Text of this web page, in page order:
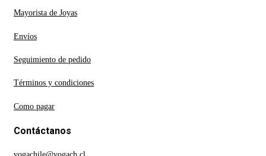
Mayorista de Joyas
Envíos
Seguimiento de pedido
Términos y condiciones
Como pagar
Contáctanos